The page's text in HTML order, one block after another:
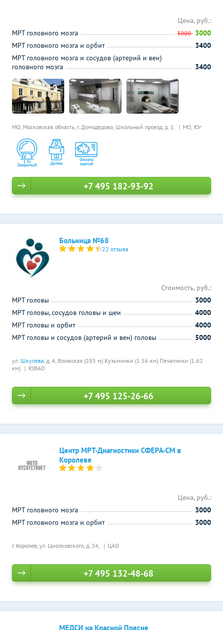
МО, Московская область, г. Домодедово, Школьный проезд, д. 1, МО, Юг
Цена, руб.:
МРТ головного мозга
3000 3000
МРТ головного мозга и орбит
3400
МРТ головного мозга и сосудов (артерий и вен)
головного мозга
3400
+7 495 182-93-92
Больница №68
22 отзыва
ул. Шкулёва, д. 4, Волжская (285 м) Кузьминки (1.56 км) Печатники (1.62
км)
ЮВАО
Стоимость, руб.:
МРТ головы
3000
МРТ головы, сосудов головы и шеи
4000
МРТ головы и орбит
4000
МРТ головы и сосудов (артерий и вен) головы
5000
+7 495 125-26-66
Центр МРТ-Диагностики СФЕРА-СМ в
Королеве
г. Королев, ул. Циолковского, д. 24, ЦАО
Цена, руб.:
МРТ головного мозга
3000
МРТ головного мозга и орбит
3000
+7 495 132-48-68
МЕДСИ на Красной Пресне